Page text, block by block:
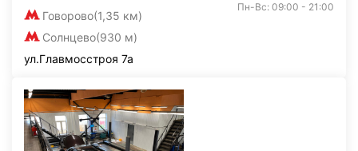
Говорово(1,35 км)
Солнцево(930 м)
Пн-Вс: 09:00 - 21:00
ул.Главмосстроя 7а